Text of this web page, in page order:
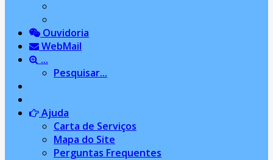
Ouvidoria
WebMail
...
Pesquisar...
Ajuda
Carta de Serviços
Mapa do Site
Perguntas Frequentes